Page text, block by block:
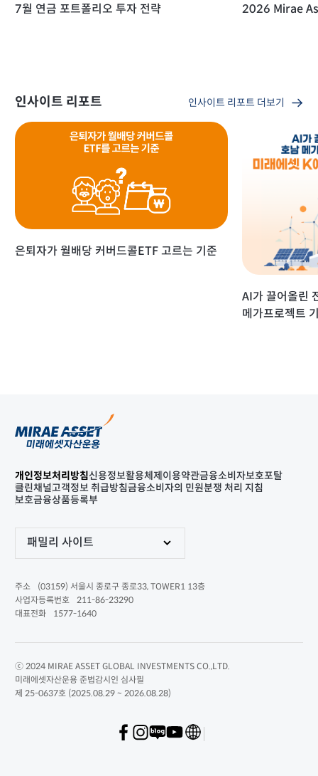
7월 연금 포트폴리오 투자 전략 2026 Mirae
인사이트 리포트 인사이트 리포트 더보기
은퇴자가 월배당 커버드콜ETF 고르는 기준
AI가 끌어올린
메가프로젝트
개인정보처리방침신용정보활용체제 이용약관금융소비자보호포탈
클린채널고객정보 취급방침금융소비자의 민원분쟁 처리 지침
보호금융상품등록부
패밀리 사이트
주소
(03159) 서울시 종로구 종로33, TOWER1 13층
사업자등록번호
211-86-23290
대표전화
1577-1640
ⓒ 2024 MIRAE ASSET GLOBAL INVESTMENTS CO.,LTD.
미래에셋자산운용 준법감시인 심사필
제 25-0637호 (2025.08.29 ~ 2026.08.28)